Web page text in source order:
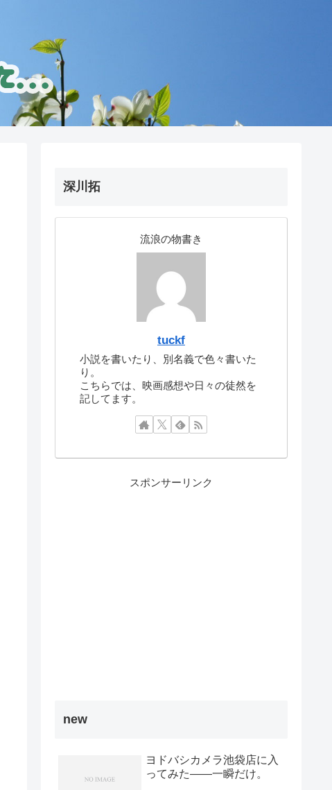
深川拓
流浪の物書き
tuckf
小説を書いたり、別名義で色々書いた
り。
こちらでは、映画感想や日々の徒然を
記してます。
スポンサーリンク
new
ヨドバシカメラ池袋店に入
ってみた――一瞬だけ。